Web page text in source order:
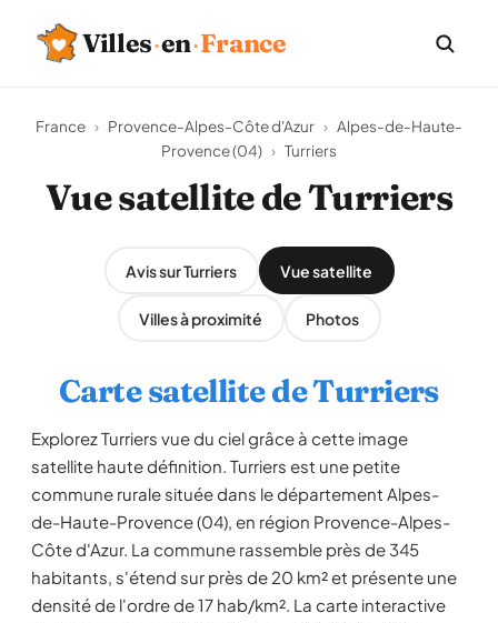
Villes·en·France
France › Provence-Alpes-Côte d'Azur › Alpes-de-Haute-
Provence (04) › Turriers
Vue satellite de Turriers
Avis sur Turriers Vue satellite
Villes à proximité Photos
Carte satellite de Turriers
Explorez Turriers vue du ciel grâce à cette image
satellite haute définition. Turriers est une petite
commune rurale située dans le département Alpes-
de-Haute-Provence (04), en région Provence-Alpes-
Côte d'Azur. La commune rassemble près de 345
habitants, s'étend sur près de 20 km² et présente une
densité de l'ordre de 17 hab/km². La carte interactive